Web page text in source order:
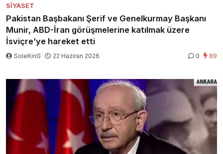
SIYASET
Pakistan Başbakanı Şerif ve Genelkurmay Başkanı
Munir, ABD-İran görüşmelerine katılmak üzere
İsviçre’ye hareket etti
SoleKinG 22 Haziran 2026 0 89